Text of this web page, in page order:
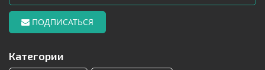
ПОДПИСАТЬСЯ
Категории